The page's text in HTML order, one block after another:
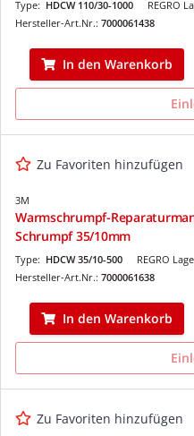
REGRO
Type: HDCW 110/30-1000
Hersteller-Art.Nr.: 7000061438
In den Warenkorb
Zu Favoriten hinzufügen
3M
Warmschrumpf-
Schrumpf 35/10mm
REGRO
Type: HDCW 35/10-500
Hersteller-Art.Nr.: 7000061638
In den Warenkorb
Zu Favoriten hinzufügen